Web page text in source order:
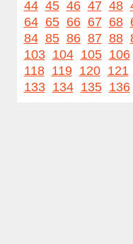
44 45 46 47 48
64 65 66 67 68
84 85 86 87 88
103 104 105 106
118 119 120 121
133 134 135 136